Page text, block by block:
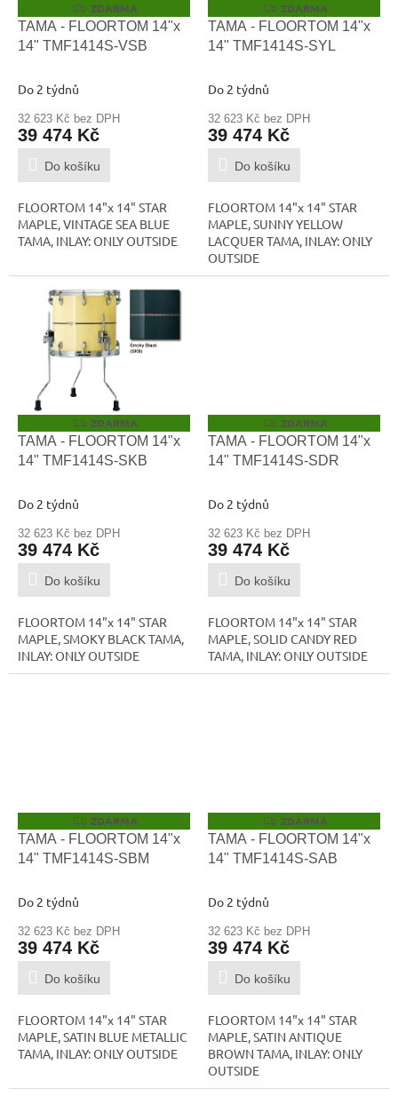
Z
D
A
R
ZDARMA
TAMA - FLOORTOM 14"x
14" TMF1414S-VSB
Do 2 týdnů
32 623 Kč bez DPH
39 474 Kč
Do košíku
FLOORTOM 14"x 14" STAR
MAPLE, VINTAGE SEA BLUE
TAMA, INLAY: ONLY OUTSIDE
Z
D
A
R
ZDARMA
TAMA - FLOORTOM 14"x
14" TMF1414S-SYL
Do 2 týdnů
32 623 Kč bez DPH
39 474 Kč
Do košíku
FLOORTOM 14"x 14" STAR
MAPLE, SUNNY YELLOW
LACQUER TAMA, INLAY: ONLY
OUTSIDE
Z
D
A
R
ZDARMA
TAMA - FLOORTOM 14"x
14" TMF1414S-SKB
Do 2 týdnů
32 623 Kč bez DPH
39 474 Kč
Do košíku
FLOORTOM 14"x 14" STAR
MAPLE, SMOKY BLACK TAMA,
INLAY: ONLY OUTSIDE
Z
D
A
R
ZDARMA
TAMA - FLOORTOM 14"x
14" TMF1414S-SDR
Do 2 týdnů
32 623 Kč bez DPH
39 474 Kč
Do košíku
FLOORTOM 14"x 14" STAR
MAPLE, SOLID CANDY RED
TAMA, INLAY: ONLY OUTSIDE
Z
D
A
R
ZDARMA
TAMA - FLOORTOM 14"x
14" TMF1414S-SBM
Do 2 týdnů
32 623 Kč bez DPH
39 474 Kč
Do košíku
FLOORTOM 14"x 14" STAR
MAPLE, SATIN BLUE METALLIC
TAMA, INLAY: ONLY OUTSIDE
Z
D
A
R
ZDARMA
TAMA - FLOORTOM 14"x
14" TMF1414S-SAB
Do 2 týdnů
32 623 Kč bez DPH
39 474 Kč
Do košíku
FLOORTOM 14"x 14" STAR
MAPLE, SATIN ANTIQUE
BROWN TAMA, INLAY: ONLY
OUTSIDE